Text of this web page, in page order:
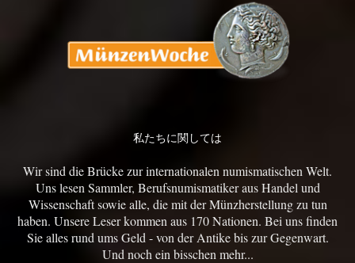
私たちに関しては
Wir sind die Brücke zur internationalen numismatischen Welt.
Uns lesen Sammler, Berufsnumismatiker aus Handel und
Wissenschaft sowie alle, die mit der Münzherstellung zu tun
haben. Unsere Leser kommen aus 170 Nationen. Bei uns finden
Sie alles rund ums Geld - von der Antike bis zur Gegenwart.
Und noch ein bisschen mehr...